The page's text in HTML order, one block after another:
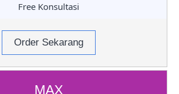
Free Konsultasi
Order Sekarang
MAX